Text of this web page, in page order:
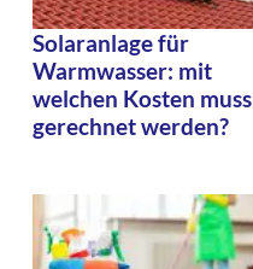
Solaranlage für
Warmwasser: mit
welchen Kosten muss
gerechnet werden?